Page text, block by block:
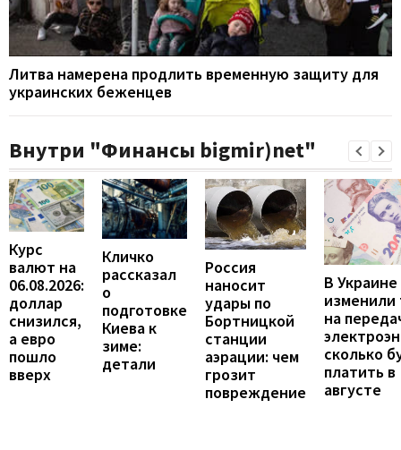
Литва намерена продлить временную защиту для
украинских беженцев
Внутри "Финансы bigmir)net"
Курс
валют на
06.08.2026:
доллар
снизился,
а евро
пошло
вверх
Кличко
рассказал
о
подготовке
Киева к
зиме:
детали
Россия
наносит
удары по
Бортницкой
станции
аэрации: чем
грозит
повреждение
В Украине
на
сколько
платить в
августе